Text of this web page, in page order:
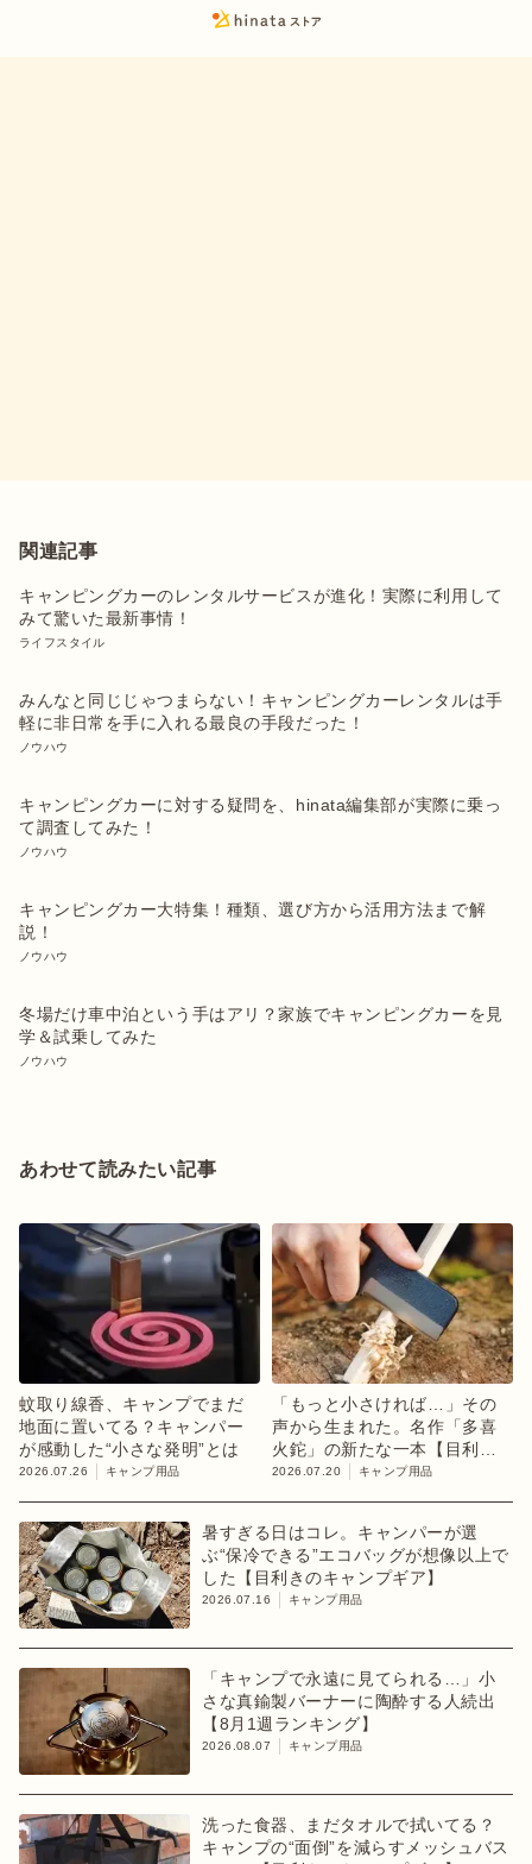
関連記事
キャンピングカーのレンタルサービスが進化！実際に利用して
みて驚いた最新事情！
ライフスタイル
みんなと同じじゃつまらない！キャンピングカーレンタルは手
軽に非日常を手に入れる最良の手段だった！
ノウハウ
キャンピングカーに対する疑問を、hinata編集部が実際に乗っ
て調査してみた！
ノウハウ
キャンピングカー大特集！種類、選び方から活用方法まで解
説！
ノウハウ
冬場だけ車中泊という手はアリ？家族でキャンピングカーを見
学＆試乗してみた
ノウハウ
あわせて読みたい記事
蚊取り線香、キャンプでまだ
地面に置いてる？キャンパー
が感動した“小さな発明”とは
2026.07.26 キャンプ用品
「もっと小さければ…」その
声から生まれた。名作「多喜
火鉈」の新たな一本【目利き
のキャンプギア】
2026.07.20 キャンプ用品
暑すぎる日はコレ。キャンパーが選
ぶ“保冷できる”エコバッグが想像以上で
した【目利きのキャンプギア】
2026.07.16 キャンプ用品
「キャンプで永遠に見てられる…」小
さな真鍮製バーナーに陶酔する人続出
【8月1週ランキング】
2026.08.07 キャンプ用品
洗った食器、まだタオルで拭いてる？
キャンプの“面倒”を減らすメッシュバス